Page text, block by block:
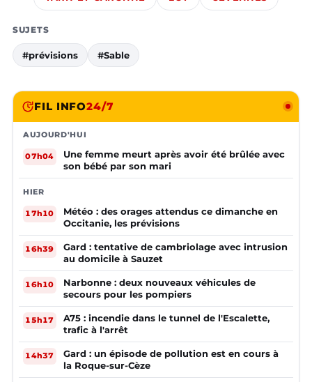
SUJETS
#prévisions #Sable
FIL INFO24/7
AUJOURD'HUI
07h04
Une femme meurt après avoir été brûlée avec
son bébé par son mari
HIER
17h10
Météo : des orages attendus ce dimanche en
Occitanie, les prévisions
16h39
Gard : tentative de cambriolage avec intrusion
au domicile à Sauzet
16h10
Narbonne : deux nouveaux véhicules de
secours pour les pompiers
15h17
A75 : incendie dans le tunnel de l'Escalette,
trafic à l'arrêt
14h37
Gard : un épisode de pollution est en cours à
la Roque-sur-Cèze